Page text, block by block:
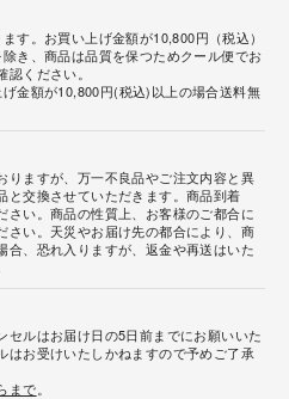
す。お買い上げ金額が10,800円（税込）
き、商品は品質を保つためクール便でお
認ください。
金額が10,800円(税込)以上の場合送料無
りますが、万一不良品やご注文内容と異
と交換させていただきます。商品到着
さい。商品の性質上、お客様のご都合に
さい。天災やお届け先の都合により、商
合、恐れ入りますが、返金や再送はいた
セルはお届け日の5日前までにお願いいた
はお受けいたしかねますので予めご了承
まで